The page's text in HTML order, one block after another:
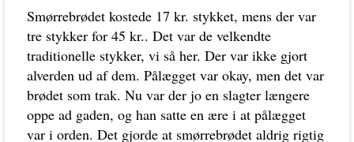
Smørrebrødet kostede 17 kr. stykket, mens der var
tre stykker for 45 kr.. Det var de velkendte
traditionelle stykker, vi så her. Der var ikke gjort
alverden ud af dem. Pålægget var okay, men det var
brødet som trak. Nu var der jo en slagter længere
oppe ad gaden, og han satte en ære i at pålægget
var i orden. Det gjorde at smørrebrødet aldrig rigtig